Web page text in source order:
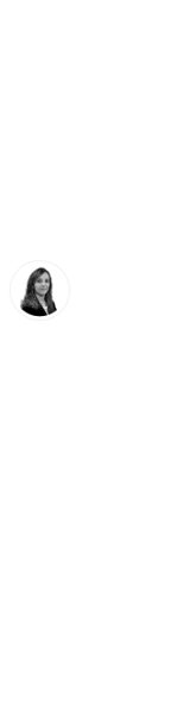
La Biblioteca del Salón ha